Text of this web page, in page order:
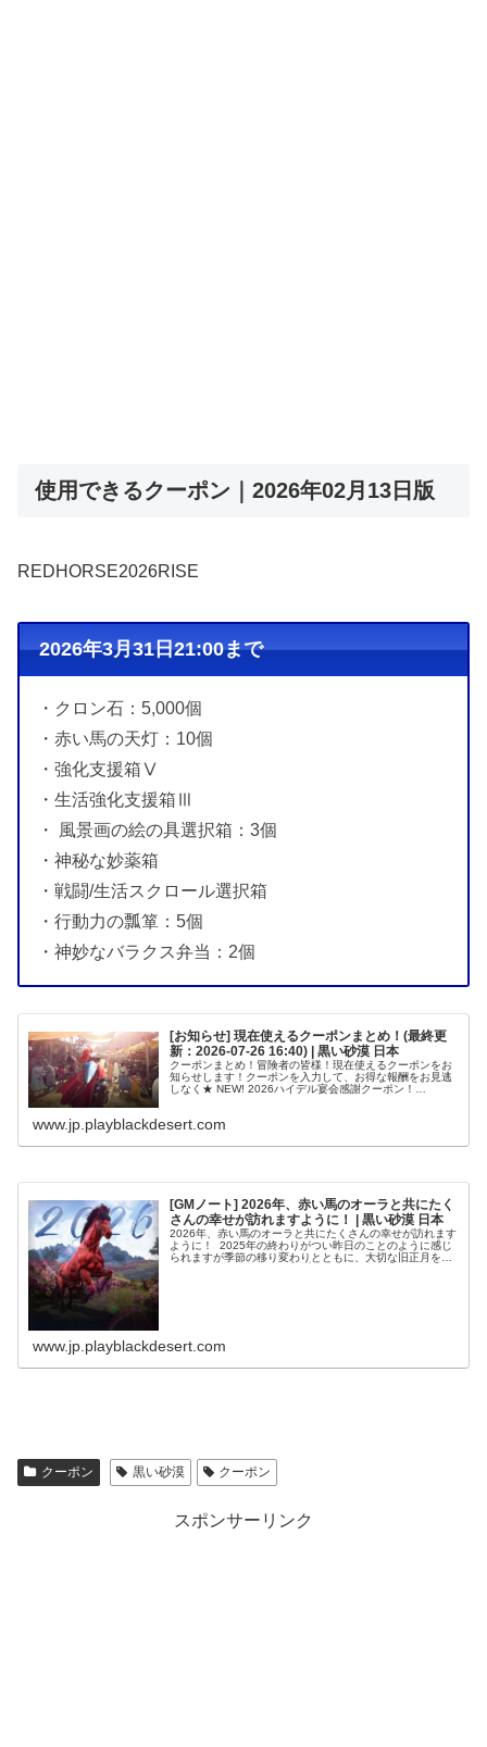
使用できるクーポン｜2026年02月13日版
REDHORSE2026RISE
2026年3月31日21:00まで
・クロン石：5,000個
・赤い馬の天灯：10個
・強化支援箱Ⅴ
・生活強化支援箱Ⅲ
・ 風景画の絵の具選択箱：3個
・神秘な妙薬箱
・戦闘/生活スクロール選択箱
・行動力の瓢箪：5個
・神妙なバラクス弁当：2個
[お知らせ] 現在使えるクーポンまとめ！(最終更
新：2026-07-26 16:40) | 黒い砂漠 日本
クーポンまとめ！冒険者の皆様！現在使えるクーポンをお
知らせします！クーポンを入力して、お得な報酬をお見逃
しなく★ NEW! 2026ハイデル宴会感謝クーポン！
www.jp.playblackdesert.com
[GMノート] 2026年、赤い馬のオーラと共にたく
さんの幸せが訪れますように！ | 黒い砂漠 日本
2026年、赤い馬のオーラと共にたくさんの幸せが訪れます
ように！ 2025年の終わりがつい昨日のことのように感じ
られますが季節の移り変わりとともに、大切な旧正月を迎
www.jp.playblackdesert.com
クーポン 黒い砂漠 クーポン
スポンサーリンク